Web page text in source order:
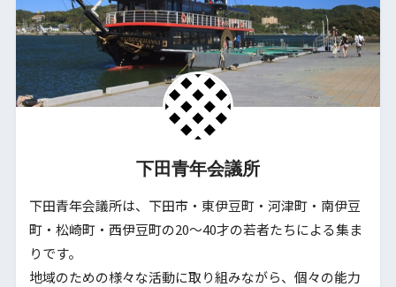
下田青年会議所
下田青年会議所は、下田市・東伊豆町・河津町・南伊豆
町・松崎町・西伊豆町の20〜40才の若者たちによる集ま
りです。
地域のための様々な活動に取り組みながら、個々の能力